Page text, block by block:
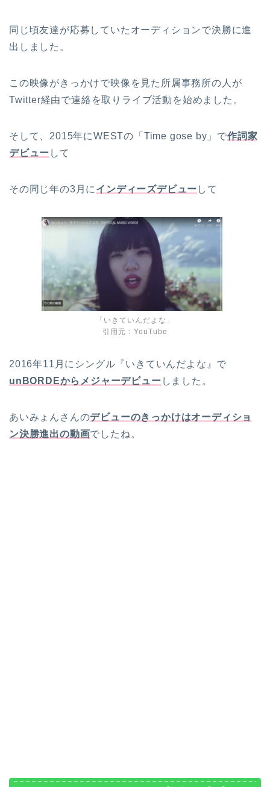
同じ頃友達が応募していたオーディションで決勝に進
出しました。
この映像がきっかけで映像を見た所属事務所の人が
Twitter経由で連絡を取りライブ活動を始めました。
そして、2015年にWESTの「Time gose by」で作詞家
デビュー して
その同じ年の3月に インディーズデビュー して
「いきていんだよな」
引用元：YouTube
2016年11月にシングル『いきていんだよな』で
unBORDEからメジャーデビュー しました。
あいみょんさんのデビューのきっかけはオーディショ
ン決勝進出の動画でしたね。